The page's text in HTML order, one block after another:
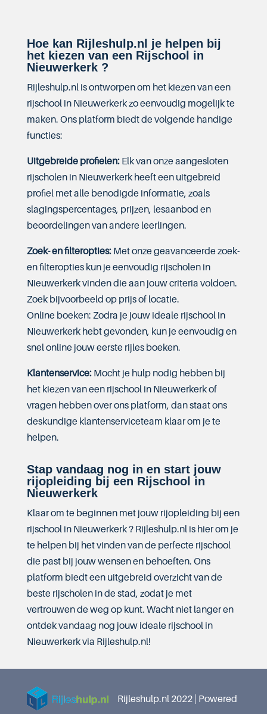
Hoe kan Rijleshulp.nl je helpen bij
het kiezen van een Rijschool in
Nieuwerkerk ?
Rijleshulp.nl is ontworpen om het kiezen van een
rijschool in Nieuwerkerk zo eenvoudig mogelijk te
maken. Ons platform biedt de volgende handige
functies:
Uitgebreide profielen:Elk van onze aangesloten
rijscholen in Nieuwerkerk heeft een uitgebreid
profiel met alle benodigde informatie, zoals
slagingspercentages, prijzen, lesaanbod en
beoordelingen van andere leerlingen.
Zoek- en filteropties:Met onze geavanceerde zoek-
en filteropties kun je eenvoudig rijscholen in
Nieuwerkerk vinden die aan jouw criteria voldoen.
Zoek bijvoorbeeld op prijs of locatie.
Online boeken: Zodra je jouw ideale rijschool in
Nieuwerkerk hebt gevonden, kun je eenvoudig en
snel online jouw eerste rijles boeken.
Klantenservice:Mocht je hulp nodig hebben bij
het kiezen van een rijschool in Nieuwerkerk of
vragen hebben over ons platform, dan staat ons
deskundige klantenserviceteam klaar om je te
helpen.
Stap vandaag nog in en start jouw
rijopleiding bij een Rijschool in
Nieuwerkerk
Klaar om te beginnen met jouw rijopleiding bij een
rijschool in Nieuwerkerk ? Rijleshulp.nl is hier om je
te helpen bij het vinden van de perfecte rijschool
die past bij jouw wensen en behoeften. Ons
platform biedt een uitgebreid overzicht van de
beste rijscholen in de stad, zodat je met
vertrouwen de weg op kunt. Wacht niet langer en
ontdek vandaag nog jouw ideale rijschool in
Nieuwerkerk via Rijleshulp.nl!
Rijleshulp.nl 2022 | Powered